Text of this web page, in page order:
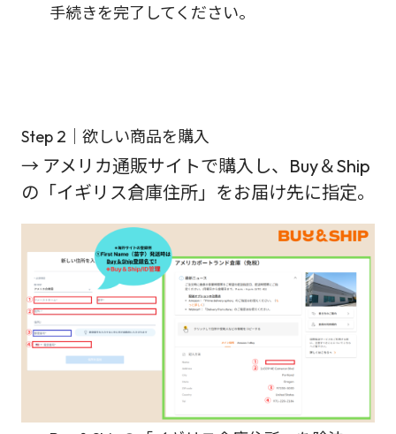
手続きを完了してください。
Step 2｜欲しい商品を購入
→ アメリカ通販サイトで購入し、Buy＆Ship
の「イギリス倉庫住所」をお届け先に指定。